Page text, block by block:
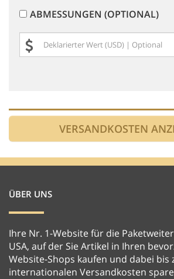
ABMESSUNGEN (OPTIONAL)
ÜBER UNS
Ihre Nr. 1-Website für die
USA, auf der Sie Artikel in Ihren
Website-Shops kaufen und dabei bis
internationalen Versandkosten